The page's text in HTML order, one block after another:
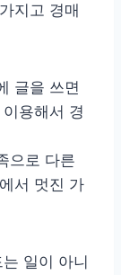
지고 경매
글을 쓰면
용해서 경
으로 다른
서 멋진 가
일이 아니